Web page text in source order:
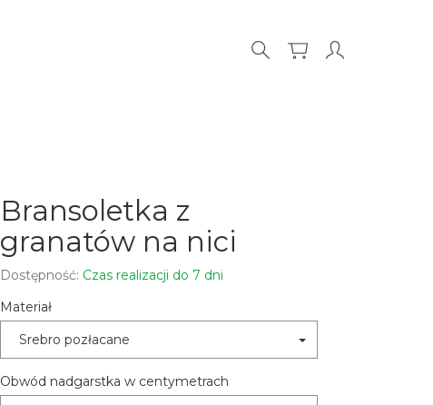
Bransoletka z
granatów na nici
Dostępność: Czas realizacji do 7 dni
Materiał
Srebro pozłacane
Obwód nadgarstka w centymetrach